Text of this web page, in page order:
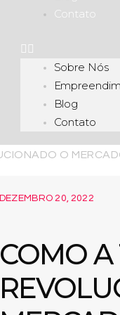
Contato
Sobre Nós
Blog
Contato
DEZEMBRO 20, 2022
COMO